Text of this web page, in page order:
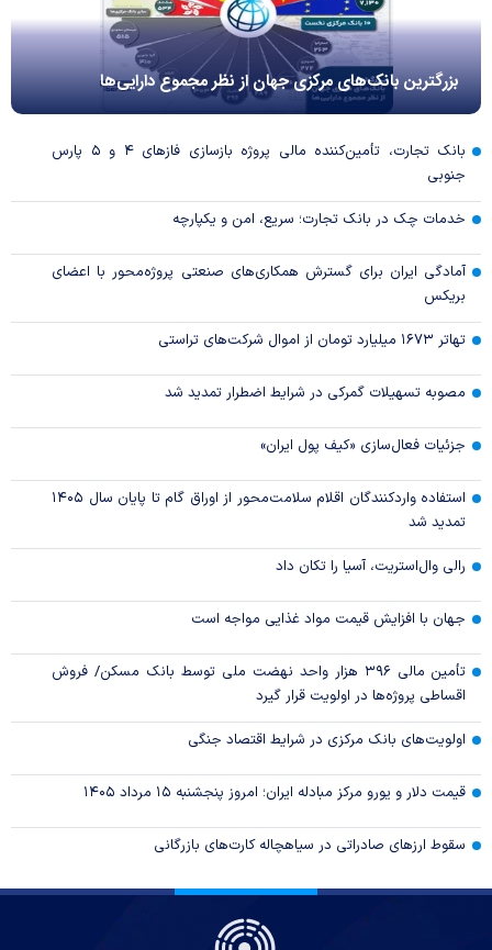
بزرگترین بانک‌های مرکزی جهان از نظر مجموع دارایی‌ها
بانک تجارت، تأمین‌کننده مالی پروژه بازسازی فاز‌های ۴ و ۵ پارس
جنوبی
خدمات چک در بانک تجارت؛ سریع، امن و یکپارچه
آمادگی ایران برای گسترش همکاری‌های صنعتی پروژه‌محور با اعضای
بریکس
تهاتر ۱۶۷۳ میلیارد تومان از اموال شرکت‌های تراستی
مصوبه تسهیلات گمرکی در شرایط اضطرار تمدید شد
جزئیات فعال‌سازی «کیف پول ایران»
استفاده واردکنندگان اقلام سلامت‌محور از اوراق گام تا پایان سال ۱۴۰۵
تمدید شد
رالی وال‌استریت، آسیا را تکان داد
جهان با افزایش قیمت مواد غذایی مواجه است
تأمین مالی ۳۹۶ هزار واحد نهضت ملی توسط بانک مسکن/ فروش
اقساطی پروژه‌ها در اولویت قرار گیرد
اولویت‌های بانک مرکزی در شرایط اقتصاد جنگی
قیمت دلار و یورو مرکز مبادله ایران؛ امروز پنجشنبه ۱۵ مرداد ۱۴۰۵
سقوط ارزهای صادراتی در سیاهچاله کارت‌های بازرگانی